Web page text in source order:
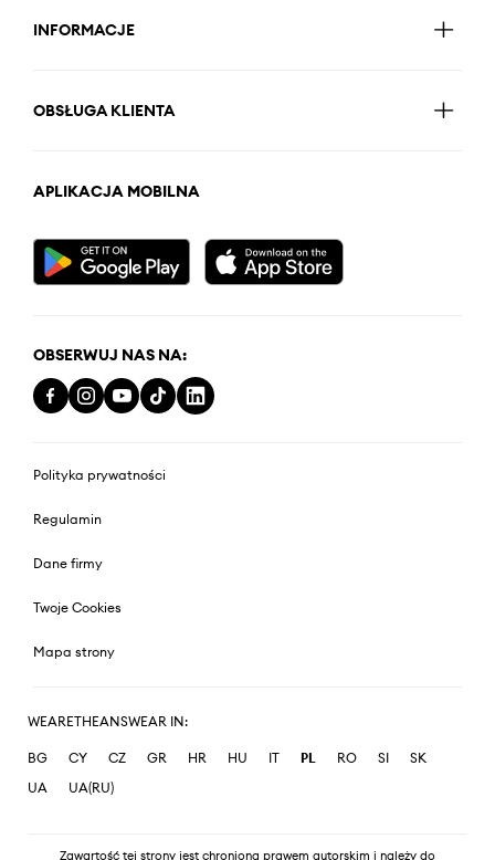
INFORMACJE
OBSŁUGA KLIENTA
APLIKACJA MOBILNA
OBSERWUJ NAS NA:
Polityka prywatności
Regulamin
Dane firmy
Twoje Cookies
Mapa strony
WEARETHEANSWEAR IN:
BG CY CZ GR HR HU IT PL RO SI
SK
UA
UA(RU)
Zawartość tej strony jest chroniona prawem autorskim i należy do